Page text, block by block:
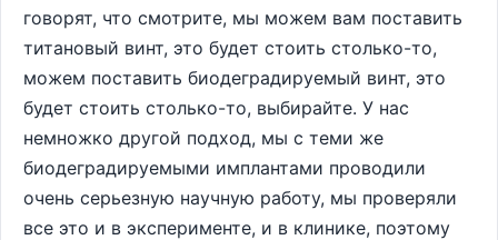
говорят, что смотрите, мы можем вам поставить
титановый винт, это будет стоить столько-то,
можем поставить биодеградируемый винт, это
будет стоить столько-то, выбирайте. У нас
немножко другой подход, мы с теми же
биодеградируемыми имплантами проводили
очень серьезную научную работу, мы проверяли
все это и в эксперименте, и в клинике, поэтому